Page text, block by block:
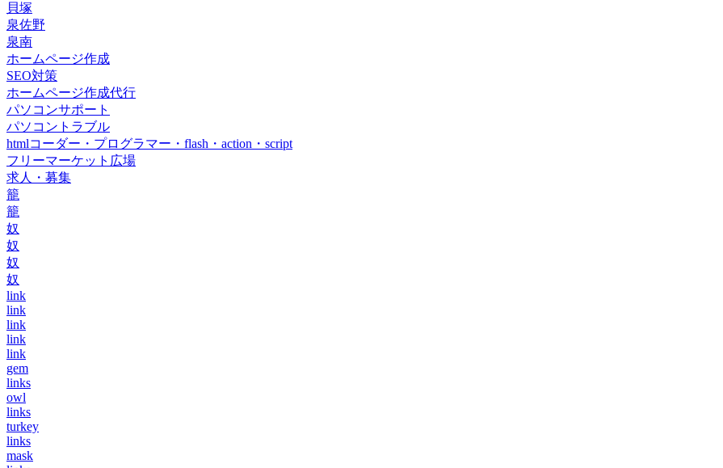
貝塚
泉佐野
泉南
ホームページ作成
SEO対策
ホームページ作成代行
パソコンサポート
パソコントラブル
htmlコーダー・プログラマー・flash・action・script
フリーマーケット広場
求人・募集
籠
籠
奴
奴
奴
奴
link
link
link
link
link
gem
links
owl
links
turkey
links
mask